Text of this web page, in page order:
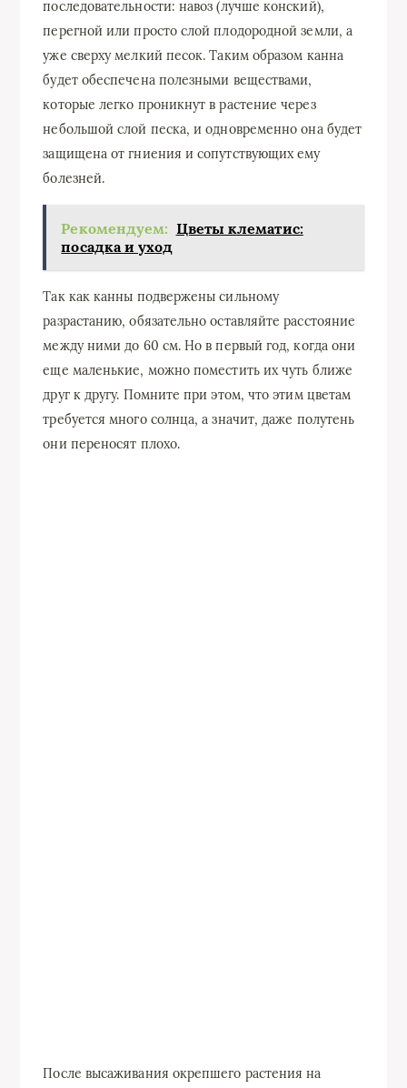
последовательности: навоз (лучше конский),
перегной или просто слой плодородной земли, а
уже сверху мелкий песок. Таким образом канна
будет обеспечена полезными веществами,
которые легко проникнут в растение через
небольшой слой песка, и одновременно она будет
защищена от гниения и сопутствующих ему
болезней.
Рекомендуем: Цветы клематис:
посадка и уход
Так как канны подвержены сильному
разрастанию, обязательно оставляйте расстояние
между ними до 60 см. Но в первый год, когда они
еще маленькие, можно поместить их чуть ближе
друг к другу. Помните при этом, что этим цветам
требуется много солнца, а значит, даже полутень
они переносят плохо.
После высаживания окрепшего растения на